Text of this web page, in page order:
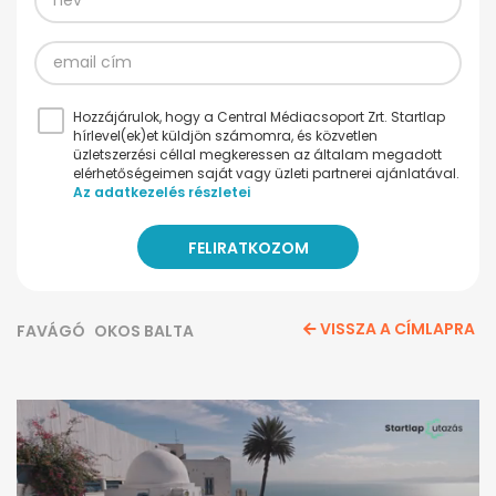
Hozzájárulok, hogy a Central Médiacsoport Zrt. Startlap
hírlevel(ek)et küldjön számomra, és közvetlen
üzletszerzési céllal megkeressen az általam megadott
elérhetőségeimen saját vagy üzleti partnerei ajánlatával.
Az adatkezelés részletei
FAVÁGÓ OKOS BALTA VISSZA A CÍMLAPRA